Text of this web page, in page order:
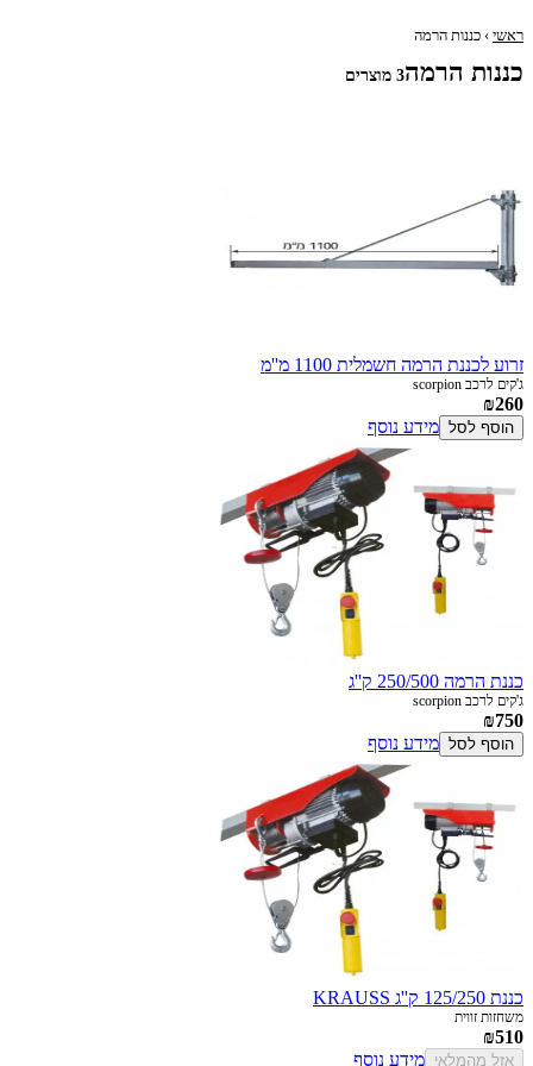
ראשי › כננות הרמה
כננות הרמה3 מוצרים
זרוע לכננת הרמה חשמלית 1100 מ''מ
ג'קים לרכב scorpion
₪260
הוסף לסל מידע נוסף
כננת הרמה 250/500 ק''ג
ג'קים לרכב scorpion
₪750
הוסף לסל מידע נוסף
כננת 125/250 ק''ג KRAUSS
משחזות זווית
₪510
אזל מהמלאי מידע נוסף